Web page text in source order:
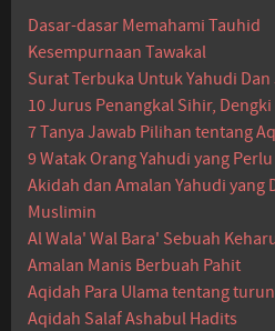
Dasar-dasar Memahami Tauhid
Kesempurnaan Tawakal
Surat Terbuka Untuk Yahudi
10 Jurus Penangkal Sihir, Dengki
7 Tanya Jawab Pilihan tentang
9 Watak Orang Yahudi yang
Akidah dan Amalan Yahudi yang
Muslimin
Al Wala' Wal Bara' Sebuah
Amalan Manis Berbuah Pahit
Aqidah Para Ulama tentang
Aqidah Salaf Ashabul Hadits